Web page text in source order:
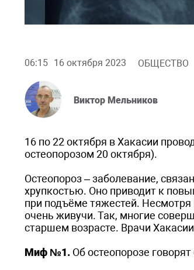
06:15 16 октября 2023 ОБЩЕСТВО
Виктор Мельников
16 по 22 октября в Хакасии
остеопорозом 20 октября).
Остеопороз – заболевание,
хрупкостью. Оно приводит к
при подъёме тяжестей.
очень живучи. Так, многие
старшем возрасте. Врачи
Миф №1. Об остеопорозе говорят